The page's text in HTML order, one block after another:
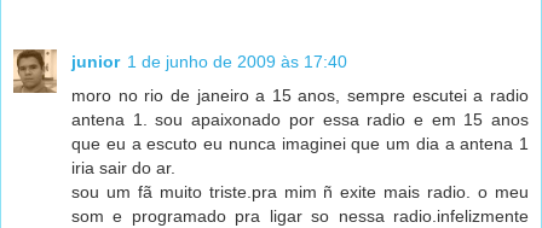
junior 1 de junho de 2009 às 17:40
moro no rio de janeiro a 15 anos, sempre escutei a radio
antena 1. sou apaixonado por essa radio e em 15 anos
que eu a escuto eu nunca imaginei que um dia a antena 1
iria sair do ar.
sou um fã muito triste.pra mim ñ exite mais radio. o meu
som e programado pra ligar so nessa radio.infelizmente